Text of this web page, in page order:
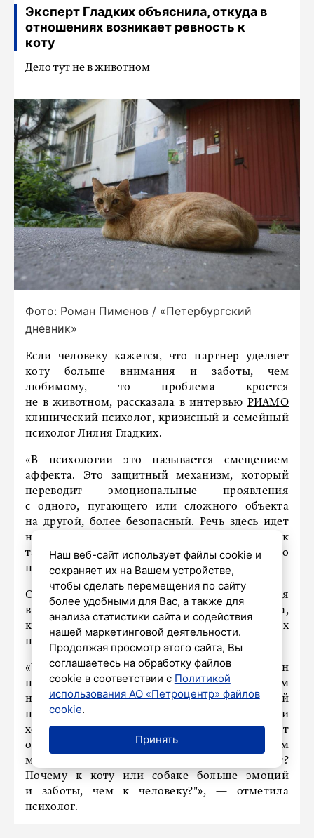
Эксперт Гладких объяснила, откуда в
отношениях возникает ревность к
коту
Дело тут не в животном
Фото: Роман Пименов / «Петербургский
дневник»
Если человеку кажется, что партнер уделяет
коту больше внимания и заботы, чем
любимому, то проблема кроется
не в животном, рассказала в интервью РИАМО
клинический психолог, кризисный и семейный
психолог Лилия Гладких.
«В психологии это называется смещением
аффекта. Это защитный механизм, который
переводит эмоциональные проявления
с одного, пугающего или сложного объекта
на другой, более безопасный. Речь здесь идет
не о том, что животное мешает любви как
таковой, а о том, что в паре есть что-то
недосказанное», — указала Гладких.
Она уточнила, что проблема всегда кроется
в выстраивании близости и того контакта,
который должен удовлетворять обоих
партнеров.
«Часто возникает такая двоякая картина: один
партнер проявляет к питомцу максимум
нежности, любви и трепета, а ко своей второй
половине относится более сдержанно или
холодно. И тогда закономерно возникают
обиды и вопросы: "Почему ты с животным
можешь быть таким ласковым, а со мной нет?
Почему к коту или собаке больше эмоций
и заботы, чем к человеку?"», — отметила
психолог.
Наш веб-сайт использует файлы cookie и
сохраняет их на Вашем устройстве,
чтобы сделать перемещения по сайту
более удобными для Вас, а также для
анализа статистики сайта и содействия
нашей маркетинговой деятельности.
Продолжая просмотр этого сайта, Вы
соглашаетесь на обработку файлов
cookie в соответствии с Политикой
использования АО «Петроцентр» файлов
cookie.
Принять